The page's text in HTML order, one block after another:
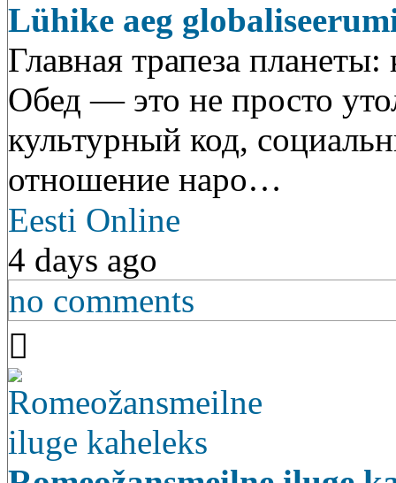
Lühike aeg
Главная трапеза
Обед — это не просто
культурный код,
отношение наро…
Eesti Online
4 days ago
no comments